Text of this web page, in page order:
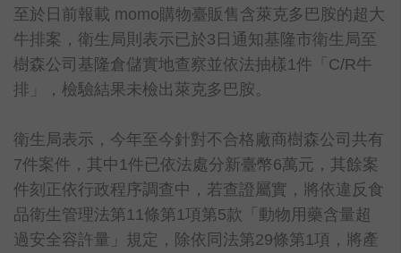
至於日前報載 momo購物臺販售含萊克多巴胺的超大
牛排案，衛生局則表示已於3日通知基隆市衛生局至
樹森公司基隆倉儲實地查察並依法抽樣1件「C/R牛
排」，檢驗結果未檢出萊克多巴胺。
衛生局表示，今年至今針對不合格廠商樹森公司共有
7件案件，其中1件已依法處分新臺幣6萬元，其餘案
件刻正依行政程序調查中，若查證屬實，將依違反食
品衛生管理法第11條第1項第5款「動物用藥含量超
過安全容許量」規定，除依同法第29條第1項，將產